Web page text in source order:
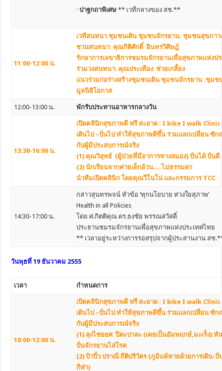
·ปาฐกถาพิเศษ ** เวทีกลางของ สช.**
11:00-12:00 น.
เวทีสนทนา ชุมชนเดิน ชุมชนจักรยาน: ชุมชนสุขภาว
ชวนสนทนา: คุณกิติศักดิ์ อินทรวิศิษฎ์
รักษาการเลขาธิการชมรมจักรยานเพื่อสุขภาพแห่งป
ร่วมวงสนทนา: คุณประเทือง ช่วยเกลี้ยง
แนวร่วมก่อร่างสร้างชุมชนเดิน ชุมชนจักรยาน :ชุมช
มูลนิธิโอกาส
12:00-13:00 น. พักรับประทานอาหารกลางวัน
13:30-16:00 น.
เปิดคลินิกสุขภาพดี ฟรี สะอาด : I bike I walk Clinic
เดินไป –ปั่นไป ทำให้สุขภาพดีขึ้น ร่วมแลกเปลี่ยน ซัก
กับผู้มีประสบการณ์จริง
(1) คุณวิสุทธ์ (ผู้ป่วยที่มีอาการทางสมอง) ปั่นได้ ปั่นดี
(2) นักเรียนจากค่ายเด็กอ้วน….ไม่ธรรมดา
นำทีมเปิดคลินิก โดยคุณวีโนโน่ และกรรมการ TCC
14:30-17:00 น.
กล่าวสุนทรพจน์ หัวข้อ ‘ทุกนโยบาย ห่วงใยสุภาพ’
Health in all Policies
โดย ศ.กิตติคุณ ดร.ธงชัย พรรณสวัสดิ์
ประธานชมรมจักรยานเพื่อสุขภาพแห่งประเทศไทย
** เวลาอยู่ระหว่างการรอสรุปจากผู้ประสานงาน สช
วันพุธที่ 19 ธันวาคม 2555
เวลา กำหนดการ
10:00-12:00 น.
เปิดคลินิกสุขภาพดี ฟรี สะอาด : I bike I walk Clinic
เดินไป –ปั่นไป ทำให้สุขภาพดีขึ้น ร่วมแลกเปลี่ยน ซัก
กับผู้มีประสบการณ์จริง
(1) ลุงไชยยศ ปิตะปาละ (เคยเป็นอัมพฤกษ์,มะเร็ง) หั
ปั่นจักรยานไล่โรค
(2) ป้าปิ๋ว ปราณี ถีติปริวัตร (ภูมิแพ้หายด้วยการเดิน-ปั่
กีฬา)